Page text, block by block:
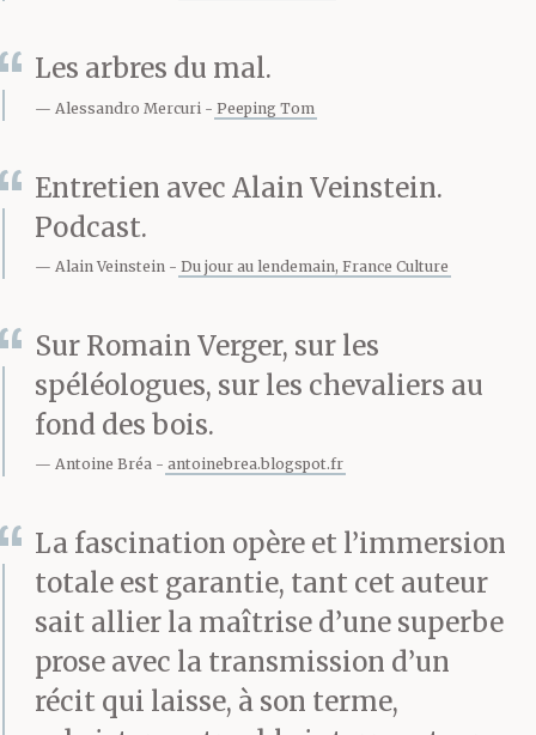
poche intérieure de sa
veste, mot qui n’allait
pas tarder à le suivre
sous terre, s’enfoncer
dans le noir et se
décomposer lentement avec
lui…
Pouvais-je imaginer
qu’un être aussi cher
pût partir si vite ? Les
dernières semaines,
j’avais peu profité de
Les arbres du mal.
Alessandro Mercuri Peeping Tom
Entretien avec Alain Veinstein.
Podcast.
Alain Veinstein Du jour au lendemain, France Culture
Sur Romain Verger, sur les
spéléologues, sur les chevaliers au
fond des bois.
Antoine Bréa antoinebrea.blogspot.fr
La fascination opère et l’immersion
totale est garantie, tant cet auteur
sait allier la maîtrise d’une superbe
prose avec la transmission d’un
récit qui laisse, à son terme,